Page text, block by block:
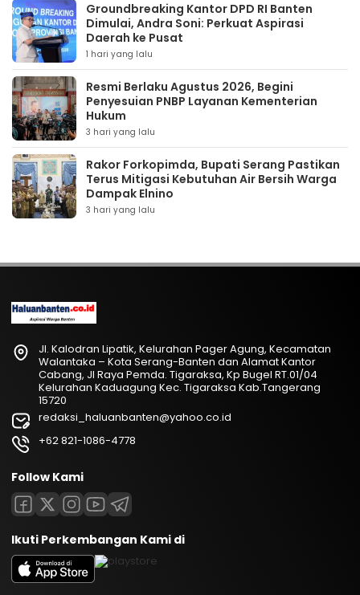
Groundbreaking Kantor DPD RI Banten
Dimulai, Andra Soni: Perkuat Aspirasi
Daerah ke Pusat
1 hari yang lalu
Resmi Berlaku Agustus 2026, Begini
Penyesuian PNBP Layanan Kementerian
Hukum
3 hari yang lalu
Rakor Forkopimda, Bupati Serang Pastikan
Terus Mitigasi Kebutuhan Air Bersih Warga
Dampak Elnino
3 hari yang lalu
Jl. Kalodran Lipatik, Kelurahan Pager Agung, Kecamatan
Walantaka – Kota Serang-Banten dan Alamat Kantor
Cabang, Jl Raya Pemda. Tigaraksa, Kp Bugel RT.01/04
Kelurahan Kaduagung Kec. Tigaraksa Kab.Tangerang
15720
redaksi_haluanbanten@yahoo.co.id
+62 821-1086-4778
Follow Kami
Ikuti Perkembangan Kami di